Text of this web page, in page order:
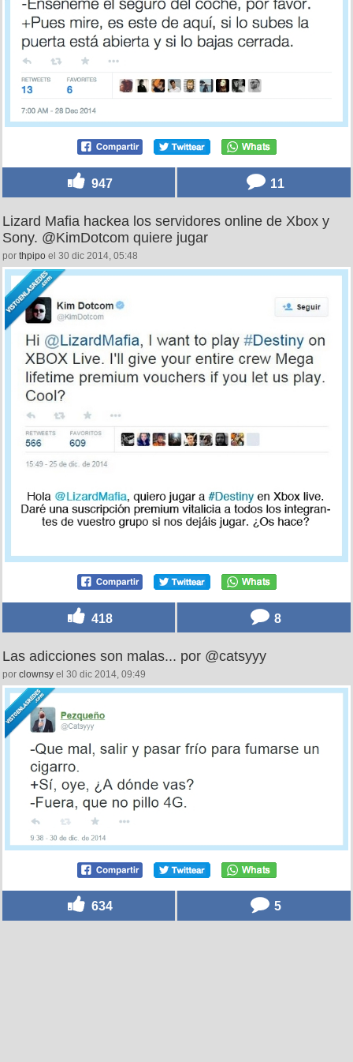
947 11
Lizard Mafia hackea los servidores online de Xbox y
Sony. @KimDotcom quiere jugar
por thpipo el 30 dic 2014, 05:48
418 8
Las adicciones son malas... por @catsyyy
por clownsy el 30 dic 2014, 09:49
634 5